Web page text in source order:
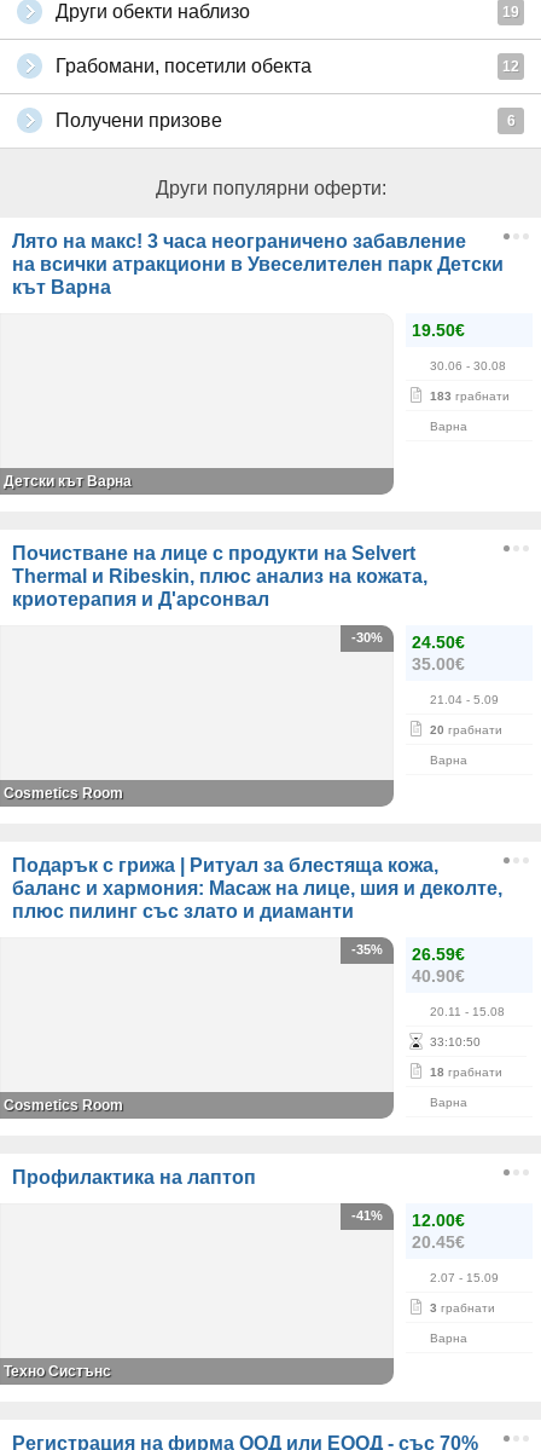
Други обекти наблизо 19
Грабомани, посетили обекта 12
Получени призове 6
Други популярни оферти:
Лято на макс! 3 часа неограничено забавление
на всички атракциони в Увеселителен парк Детски
кът Варна
19.50€
30.06 - 30.08
183 грабнати
Варна
Детски кът Варна
Почистване на лице с продукти на Selvert
Thermal и Ribeskin, плюс анализ на кожата,
криотерапия и Д'арсонвал
24.50€
35.00€
21.04 - 5.09
20 грабнати
Варна
-30%
Cosmetics Room
Подарък с грижа | Ритуал за блестяща кожа,
баланс и хармония: Масаж на лице, шия и деколте,
плюс пилинг със злато и диаманти
26.59€
40.90€
20.11 - 15.08
33:10:50
18 грабнати
Варна
-35%
Cosmetics Room
Профилактика на лаптоп
12.00€
20.45€
2.07 - 15.09
3 грабнати
Варна
-41%
Техно Систънс
Регистрация на фирма ООД или ЕООД - със 70%